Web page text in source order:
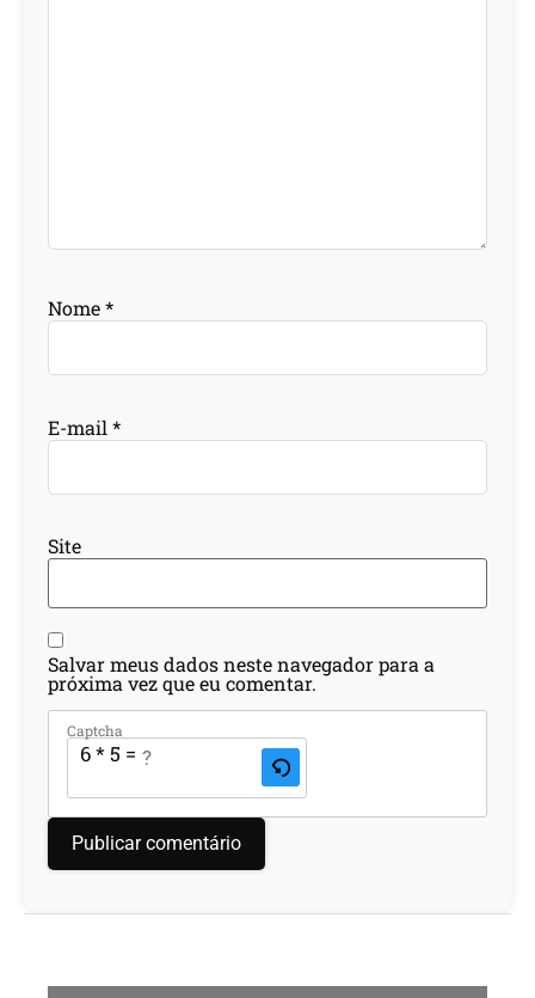
Nome*
E-mail *
Site
Salvar meus dados neste navegador para a
próxima vez que eu comentar.
Captcha
6 * 5 = ?